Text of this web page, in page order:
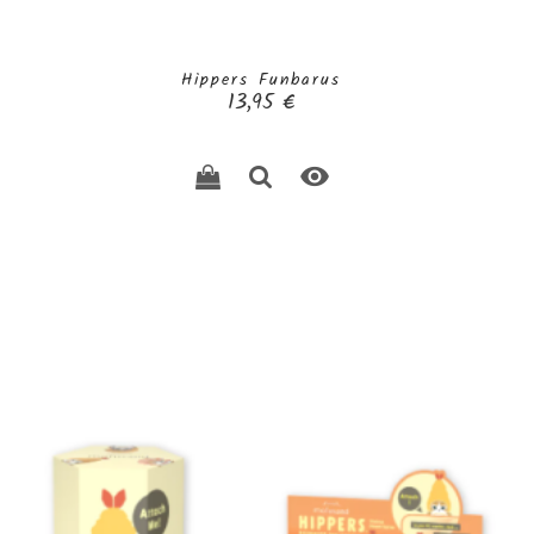
Hippers Funbarus
Prix
13,95 €
